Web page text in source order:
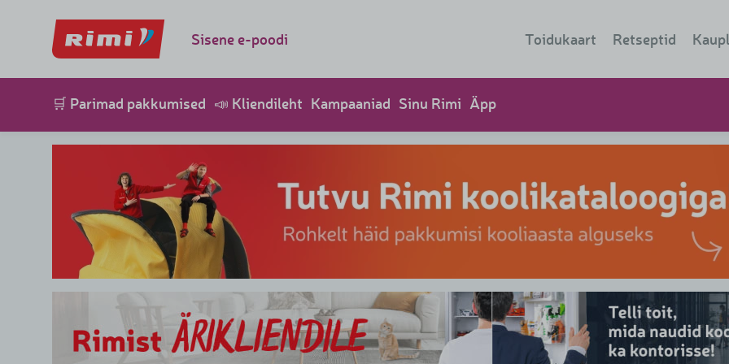
Sisene e-poodi Toidukaart Retseptid
🛒 Parimad pakkumised 📣 Kliendileht Kampaaniad Sinu Rimi Äpp